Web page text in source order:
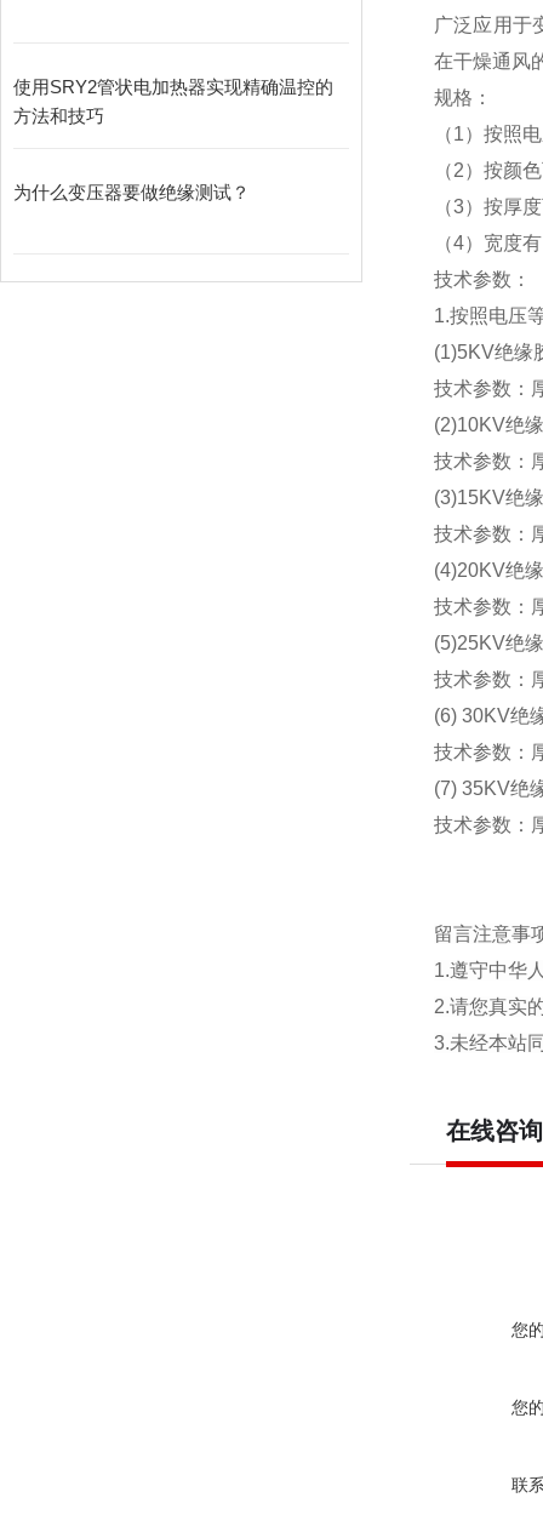
使用SRY2管状电加热器实现精确温控的
方法和技巧
为什么变压器要做绝缘测试？
广泛应用于
在干燥通风
规格：
（1）按照
（2）按颜
（3）按厚
（4）宽度
技术参数：
1.按照电压
(1)5KV绝缘
技术参数：
(2)10KV绝
技术参数：
(3)15KV绝
技术参数：
(4)20KV绝
技术参数：
(5)25KV绝
技术参数：
(6) 30KV绝
技术参数：
(7) 35KV绝
技术参数：
留言注意事
1.遵守中华
2.请您真实
3.未经本站
在线咨询
您
您
联